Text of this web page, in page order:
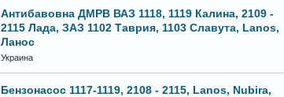
Антибавовна ДМРВ ВАЗ 1118, 1119 Калина, 2109 -
2115 Лада, ЗАЗ 1102 Таврия, 1103 Славута, Lanos,
Ланос
Украина
Бензонасос 1117-1119, 2108 - 2115, Lanos, Nubira,